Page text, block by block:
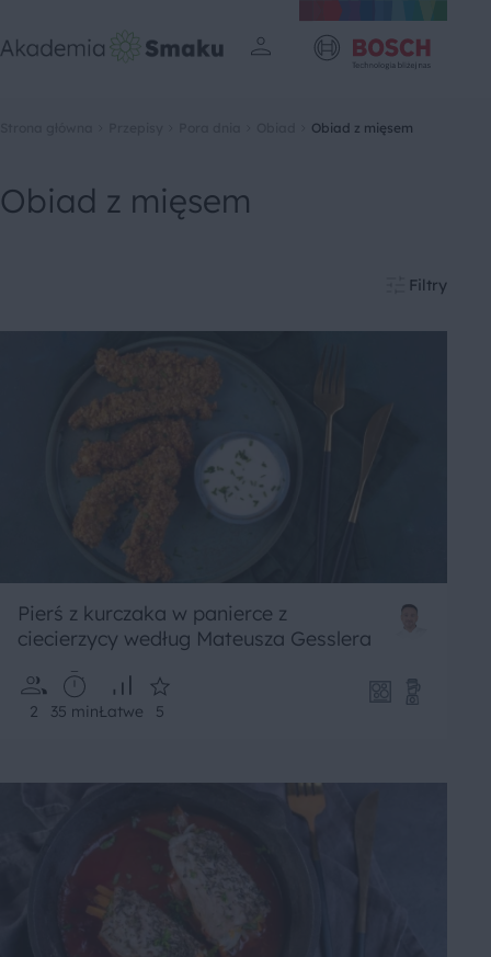
Obiad z mięsem
Obiad z mięsem
Filtry
Pierś z kurczaka w panierce z
ciecierzycy według Mateusza Gesslera
2 35 minŁatwe 5